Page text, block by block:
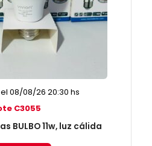
08/08/26 20:30 hs
C3055
BULBO 11w, luz cálida